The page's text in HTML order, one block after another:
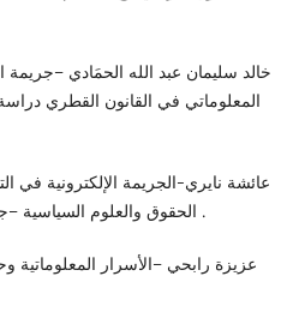
خالد سليمان عبد الله الحمَادي
المعلوماتي في القانون القطري
عائشة نايري-الجريمة الإلكترونية في
الحقوق والعلوم السياسية –جامعة احمد دراية -2016-2017م .
عزيزة رابحي –الأسرار المعلوماتية